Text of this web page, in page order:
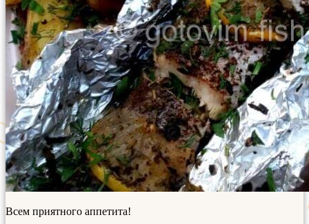
Всем приятного аппетита!